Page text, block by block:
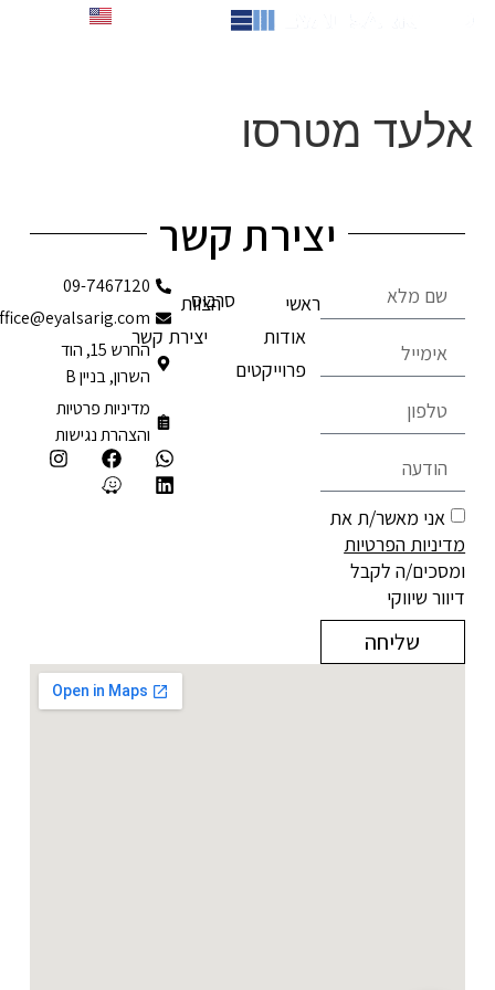
אלעד מטרסו
יצירת קשר
אני מאשר/ת את
מדיניות הפרטיות
ומסכים/ה לקבל
דיוור שיווקי
שליחה
ראשי
אודות
פרוייקטים
סרבוס
הצוות
יצירת קשר
09-7467120
office@eyalsarig.com
החרש 15, הוד
השרון, בניין B
מדיניות פרטיות
והצהרת נגישות